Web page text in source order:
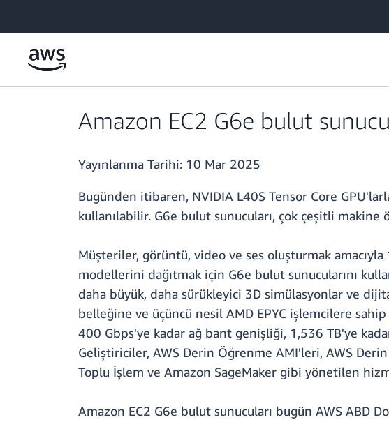
Amazon EC2 G6e bulut
Yayınlanma Tarihi: 10 Mar 2025
Bugünden itibaren, NVIDIA L40S Tensor Core
kullanılabilir. G6e bulut sunucuları, çok çeşitli
Müşteriler, görüntü, video ve ses oluşturmak
modellerini dağıtmak için G6e bulut sunucularını
daha büyük, daha sürükleyici 3D simülasyonlar ve
belleğine ve üçüncü nesil AMD EPYC işlemcilere
400 Gbps'ye kadar ağ bant genişliği, 1,536 TB'ye
Geliştiriciler, AWS Derin Öğrenme AMI'leri, AWS
Toplu İşlem ve Amazon SageMaker gibi yönetilen
Amazon EC2 G6e bulut sunucuları bugün AWS ABD